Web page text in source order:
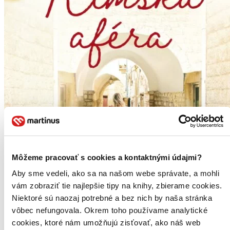
Môžeme pracovať s cookies a kontaktnými údajmi?
Aby sme vedeli, ako sa na našom webe správate, a mohli
vám zobraziť tie najlepšie tipy na knihy, zbierame cookies.
Niektoré sú naozaj potrebné a bez nich by naša stránka
vôbec nefungovala. Okrem toho používame analytické
cookies, ktoré nám umožňujú zisťovať, ako náš web